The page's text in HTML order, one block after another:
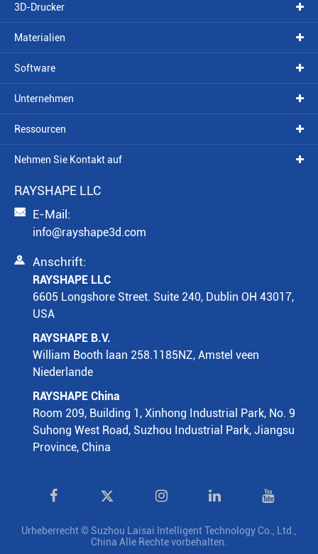
3D-Drucker
Materialien
Software
Unternehmen
Ressourcen
Nehmen Sie Kontakt auf
RAYSHAPE LLC
 E-Mail:
info@rayshape3d.com
 Anschrift:
RAYSHAPE LLC
6605 Longshore Street. Suite 240, Dublin OH 43017,
USA
RAYSHAPE B.V.
William Booth laan 258.1185NZ, Amstel veen
Niederlande
RAYSHAPE China
Room 209, Building 1, Xinhong Industrial Park, No. 9
Suhong West Road, Suzhou Industrial Park, Jiangsu
Province, China

Urheberrecht © Suzhou Laisai Intelligent Technology Co., Ltd.,
China Alle Rechte vorbehalten.